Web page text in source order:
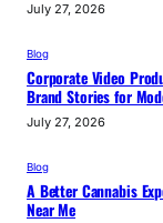
July 27, 2026
Blog
Corporate Video
Brand Stories for
July 27, 2026
Blog
A Better Cannabis
Near Me